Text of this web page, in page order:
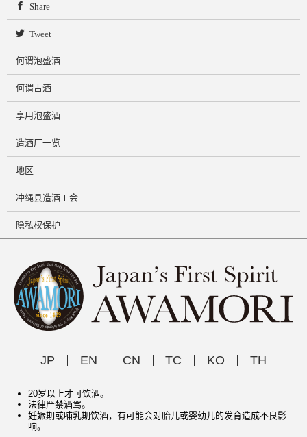
Share
Tweet
何谓泡盛酒
何谓古酒
享用泡盛酒
造酒厂一览
地区
冲绳县造酒工会
隐私权保护
JP EN CN TC KO TH
20岁以上才可饮酒。
法律严禁酒驾。
妊娠期或哺乳期饮酒，有可能会对胎儿或婴幼儿的发育造成不良影
响。